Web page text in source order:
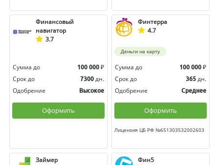
Финансовый
навигатор
3.7
Сумма до 100 000 ₽
Срок до
7300 дн.
Одобрение
Высокое
Оформить
Финтерра
4.7
Деньги на карту
Сумма до 100 000 ₽
Срок до
365 дн.
Одобрение
Среднее
Оформить
Лицензия ЦБ РФ №651303532002603
Займер
Фин5